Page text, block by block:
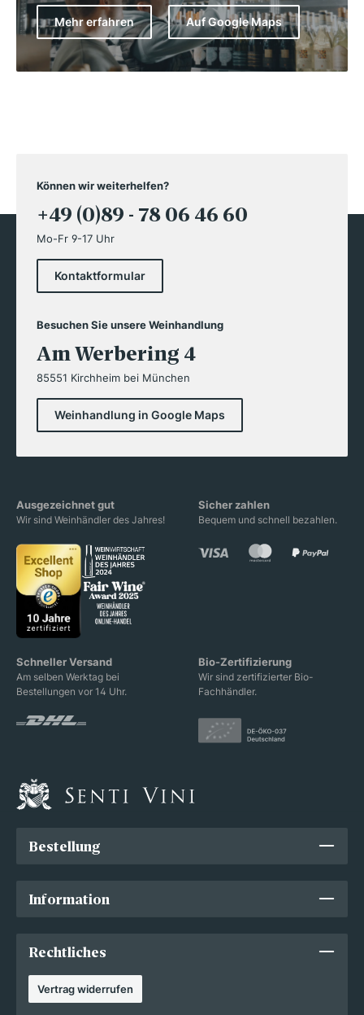
Mehr erfahren Auf Google Maps
Können wir weiterhelfen?
+49 (0)89 - 78 06 46 60
Mo-Fr 9-17 Uhr
Kontaktformular
Besuchen Sie unsere Weinhandlung
Am Werbering 4
85551 Kirchheim bei München
Weinhandlung in Google Maps
Ausgezeichnet gut
Wir sind Weinhändler des Jahres!
Sicher zahlen
Bequem und schnell bezahlen.
Schneller Versand
Am selben Werktag bei
Bestellungen vor 14 Uhr.
Bio-Zertifizierung
Wir sind zertifizierter Bio-
Fachhändler.
Bestellung
Information
Rechtliches
Vertrag widerrufen